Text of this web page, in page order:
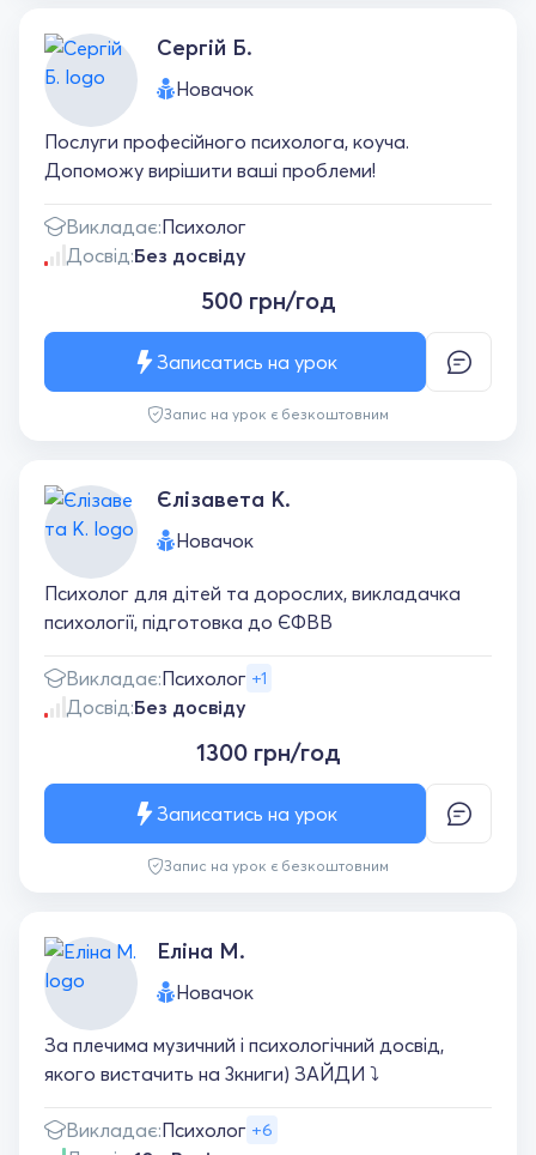
Сергій Б.
Новачок
Послуги професійного психолога, коуча.
Допоможу вирішити ваші проблеми!
Викладає:Психолог
Досвід:Без досвіду
500 грн/год
Запис на урок є безкоштовним
Записатись на урок
Єлізавета К.
Новачок
Психолог для дітей та дорослих, викладачка
психології, підготовка до ЄФВВ
Викладає:Психолог +1
Досвід:Без досвіду
1300 грн/год
Запис на урок є безкоштовним
Записатись на урок
Еліна М.
Новачок
За плечима музичний і психологічний досвід,
якого вистачить на 3книги) ЗАЙДИ ⤵️
Викладає:Психолог +6